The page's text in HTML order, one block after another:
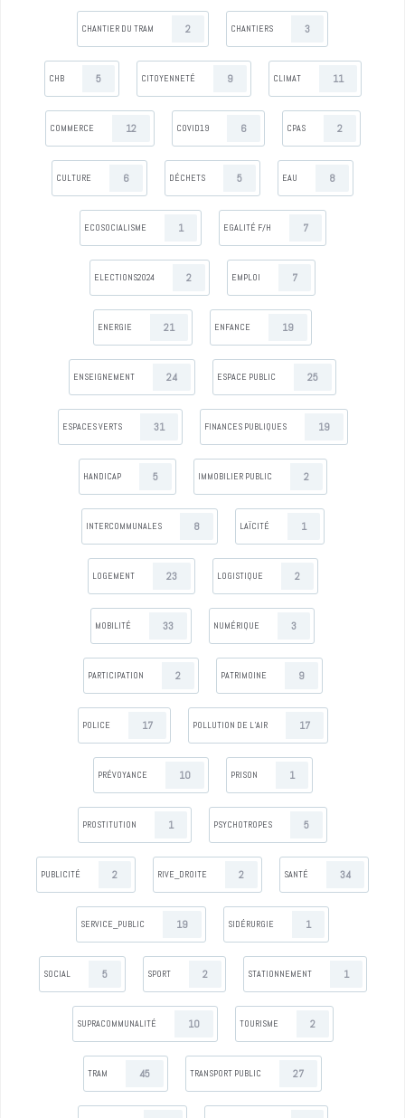
CHANTIER DU TRAM 2 CHANTIERS 3
CHB 5 CITOYENNETÉ 9 CLIMAT 11
COMMERCE 12 COVID19 6 CPAS 2
CULTURE 6 DÉCHETS 5 EAU 8
ECOSOCIALISME 1 EGALITÉ F/H 7
ELECTIONS2024 2 EMPLOI 7
ENERGIE 21 ENFANCE 19
ENSEIGNEMENT 24 ESPACE PUBLIC 25
ESPACES VERTS 31 FINANCES PUBLIQUES 19
HANDICAP 5 IMMOBILIER PUBLIC 2
INTERCOMMUNALES 8 LAÏCITÉ 1
LOGEMENT 23 LOGISTIQUE 2
MOBILITÉ 33 NUMÉRIQUE 3
PARTICIPATION 2 PATRIMOINE 9
POLICE 17 POLLUTION DE L’AIR 17
PRÉVOYANCE 10 PRISON 1
PROSTITUTION 1 PSYCHOTROPES 5
PUBLICITÉ 2 RIVE_DROITE 2 SANTÉ 34
SERVICE_PUBLIC 19 SIDÉRURGIE 1
SOCIAL 5 SPORT 2 STATIONNEMENT 1
SUPRACOMMUNALITÉ 10 TOURISME 2
TRAM 45 TRANSPORT PUBLIC 27